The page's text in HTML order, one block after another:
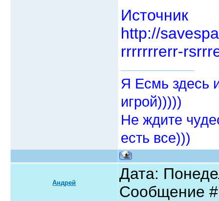
Источник
http://
rrrrrrrerr-
Я Есмь здесь
игрой)))))
Не ждите
есть все)))
Андрей
Дата:
Сообщение